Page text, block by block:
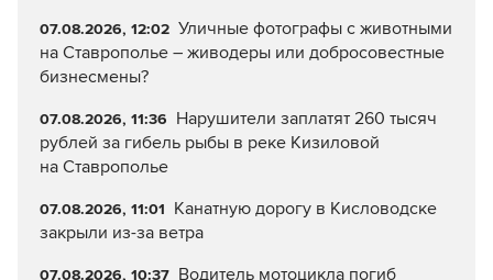
07.08.2026, 12:02 Уличные фотографы с животными
на Ставрополье – живодеры или добросовестные
бизнесмены?
07.08.2026, 11:36 Нарушители заплатят 260 тысяч
рублей за гибель рыбы в реке Кизиловой
на Ставрополье
07.08.2026, 11:01 Канатную дорогу в Кисловодске
закрыли из-за ветра
07.08.2026, 10:37 Водитель мотоцикла погиб